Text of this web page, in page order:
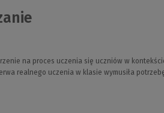
na proces uczenia się uczniów w
realnego uczenia w klasie wymusiła